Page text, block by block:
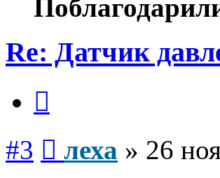
Re: Датчик
#3 леха » 26